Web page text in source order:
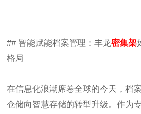
## 智能赋能档案管理：丰龙密集架
格局
在信息化浪潮席卷全球的今天，档
仓储向智慧存储的转型升级。作为